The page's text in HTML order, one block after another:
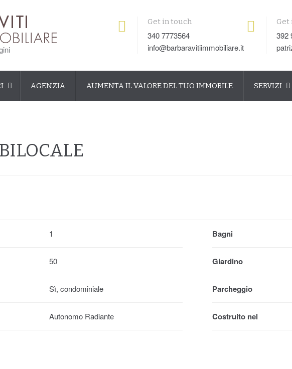
Get in touch
340 7773564
info@barbaravitiimmobiliare.it
Get
392
AGENZIA AUMENTA IL VALORE DEL TUO IMMOBILE SERVIZI
1 Bagni
50 Giardino
Sì, condominiale Parcheggio
Autonomo Radiante Costruito nel